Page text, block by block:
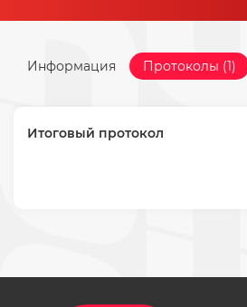
Информация Протоколы (1)
Итоговый протокол